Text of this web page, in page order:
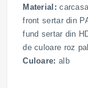
Material:
front sertar din
fund sertar din
de culoare roz
Culoare: alb